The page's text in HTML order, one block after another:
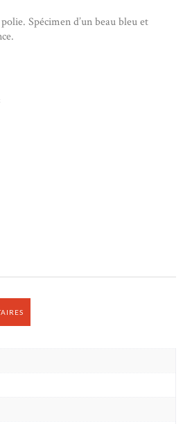
Spécimen d’un beau bleu et